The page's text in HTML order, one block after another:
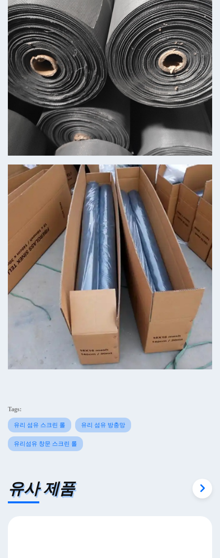
Tags:
유리 섬유 스크린 롤 유리 섬유 방충망
유리섬유 창문 스크린 롤
유사 제품